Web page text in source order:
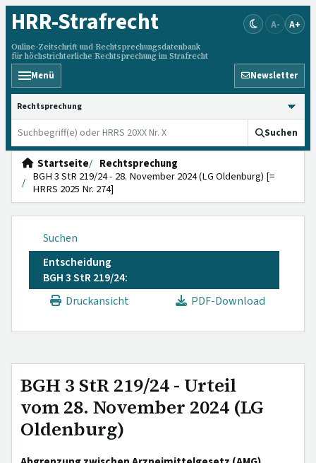
HRR-Strafrecht
Online-Zeitschrift und Rechtsprechungsdatenbank
für höchstrichterliche Rechtsprechung im Strafrecht
A- A+
Menü Newsletter
HRRS durchsuchen
Suchen
Startseite
Rechtsprechung
BGH 3 StR 219/24 - 28. November 2024 (LG Oldenburg) [=
HRRS 2025 Nr. 274]
Suchen
Entscheidung
BGH 3 StR 219/24:
Druckansicht
PDF-Download
BGH 3 StR 219/24 - Urteil
vom 28. November 2024 (LG
Oldenburg)